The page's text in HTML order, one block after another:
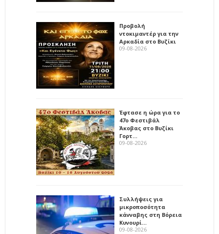
Προβολή
ντοκιμαντέρ για την
Αρκαδία στο Βυζίκι
09-08-2026
Έφτασε η ώρα για το
47ο Φεστιβάλ
Άκοβας στο Βυζίκι
Γορτ…
09-08-2026
Συλλήψεις για
μικροποσότητα
κάνναβης στη Βόρεια
Κυνουρί…
09-08-2026